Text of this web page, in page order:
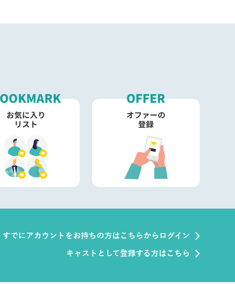
すでにアカウントをお持ちの方はこちらからログイン
キャストとして登録する方はこちら